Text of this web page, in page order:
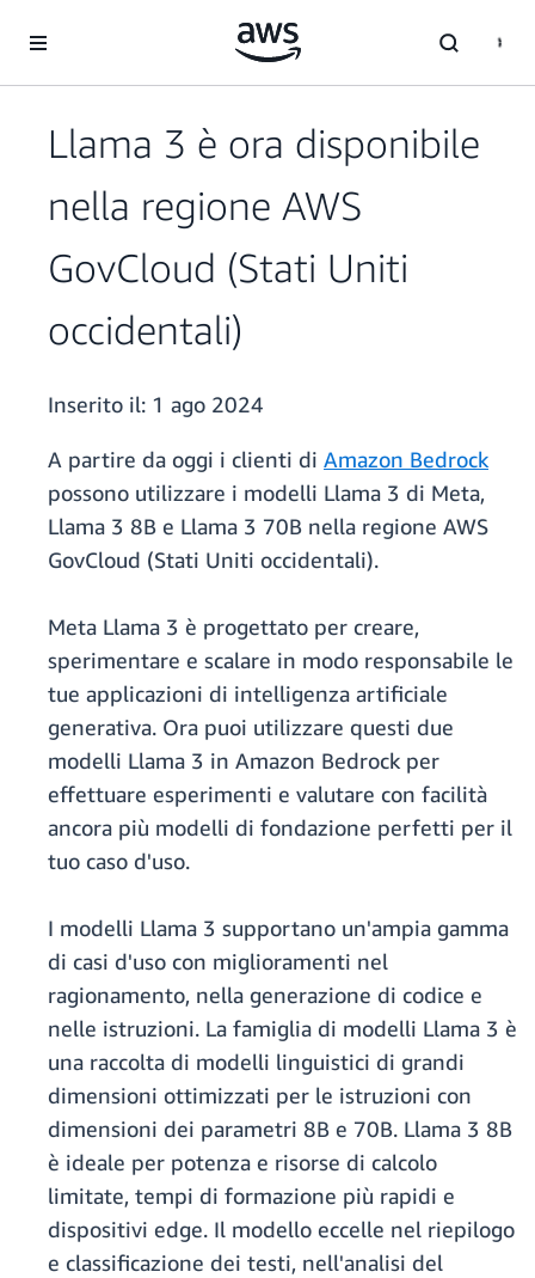
Llama 3 è ora disponibile
nella regione AWS
GovCloud (Stati Uniti
occidentali)
Inserito il: 1 ago 2024
A partire da oggi i clienti di Amazon Bedrock
possono utilizzare i modelli Llama 3 di Meta,
Llama 3 8B e Llama 3 70B nella regione AWS
GovCloud (Stati Uniti occidentali).
Meta Llama 3 è progettato per creare,
sperimentare e scalare in modo responsabile le
tue applicazioni di intelligenza artificiale
generativa. Ora puoi utilizzare questi due
modelli Llama 3 in Amazon Bedrock per
effettuare esperimenti e valutare con facilità
ancora più modelli di fondazione perfetti per il
tuo caso d'uso.
I modelli Llama 3 supportano un'ampia gamma
di casi d'uso con miglioramenti nel
ragionamento, nella generazione di codice e
nelle istruzioni. La famiglia di modelli Llama 3 è
una raccolta di modelli linguistici di grandi
dimensioni ottimizzati per le istruzioni con
dimensioni dei parametri 8B e 70B. Llama 3 8B
è ideale per potenza e risorse di calcolo
limitate, tempi di formazione più rapidi e
dispositivi edge. Il modello eccelle nel riepilogo
e classificazione dei testi, nell'analisi del